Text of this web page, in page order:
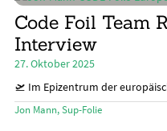
Code Foil Team
Interview
27. Oktober 2025
🛫 Im Epizentrum der
Jon Mann, Sup-Folie